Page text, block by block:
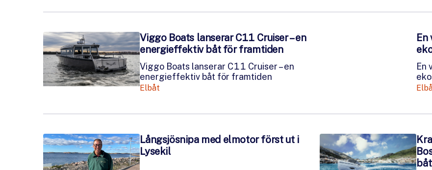
Viggo Boats lanserar C11 Cruiser – en
energieffektiv båt för framtiden
Viggo Boats lanserar C11 Cruiser – en
energieffektiv båt för framtiden
Elbåt
En
En
Långsjösnipa med elmotor först ut i
Lysekil